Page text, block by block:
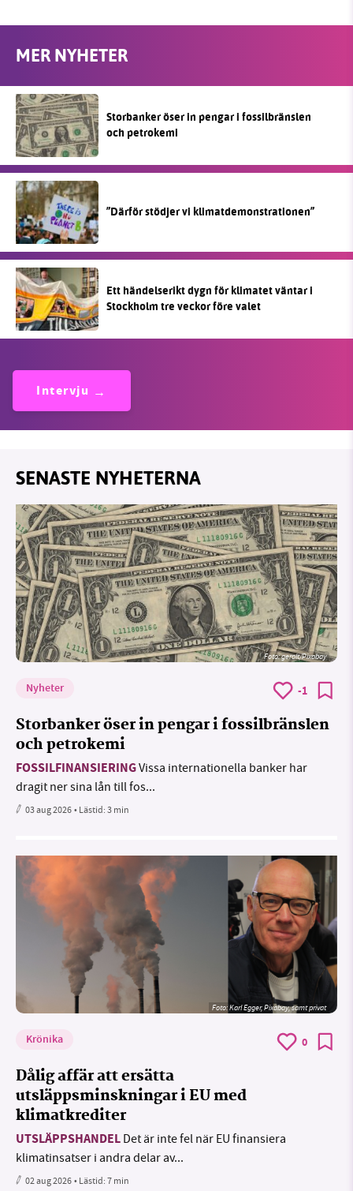
MER NYHETER
Storbanker öser in pengar i fossilbränslen
och petrokemi
”Därför stödjer vi klimatdemonstrationen”
Ett händelserikt dygn för klimatet väntar i
Stockholm tre veckor före valet
Intervju
SENASTE NYHETERNA
Foto:geralt/Pixabay
Nyheter -1
Storbanker öser in pengar i fossilbränslen
och petrokemi
FOSSILFINANSIERINGVissa internationella banker har
dragit ner sina lån till fos...
03 aug 2026• Lästid:3 min
Foto:Karl Egger, Pixabay, samt privat
Krönika 0
Dålig affär att ersätta
utsläppsminskningar i EU med
klimatkrediter
UTSLÄPPSHANDEL Det är inte fel när EU finansiera
klimatinsatser i andra delar av...
02 aug 2026• Lästid:7 min